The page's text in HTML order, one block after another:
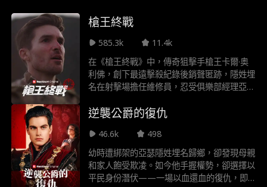
槍王終戰
585.3k
11.4k
在《槍王終戰》中，傳奇狙擊手槍王卡爾·奥
利佛，創下最遠擊殺紀錄後銷聲匿跡，隱姓埋
名在射擊場擔任維修員，忍受俱樂部經理亞伯
與其女兒蕾貝卡，他被迫重拾槍械，展露震驚
逆襲公爵的復仇
46.6k
498
幼時遭綁架的亞瑟隱姓埋名歸鄉，卻發現母親
和家人飽受欺凌。如今他手握權勢，卻選擇以
平民身份潛伏——一場以血還血的復仇，即